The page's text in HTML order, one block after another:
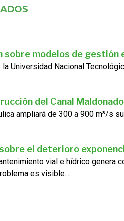
sobre modelos de gestión
la Universidad Nacional
del Canal
ampliará de 300 a 900 m³/s
el deterioro
vial e hídrico genera
es visible...